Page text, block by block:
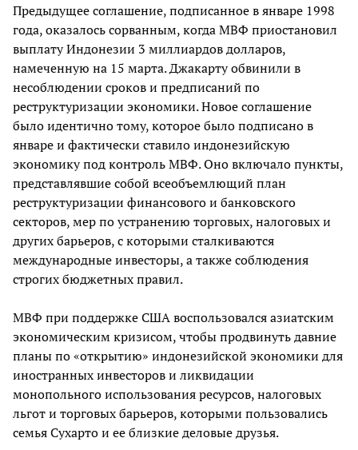
Предыдущее соглашение, подписанное в январе 1998
года, оказалось сорванным, когда МВФ приостановил
выплату Индонезии 3 миллиардов долларов,
намеченную на 15 марта. Джакарту обвинили в
несоблюдении сроков и предписаний по
реструктуризации экономики. Новое соглашение
было идентично тому, которое было подписано в
январе и фактически ставило индонезийскую
экономику под контроль МВФ. Оно включало пункты,
представлявшие собой всеобъемлющий план
реструктуризации финансового и банковского
секторов, мер по устранению торговых, налоговых и
других барьеров, с которыми сталкиваются
международные инвесторы, а также соблюдения
строгих бюджетных правил.
МВФ при поддержке США воспользовался азиатским
экономическим кризисом, чтобы продвинуть давние
планы по «открытию» индонезийской экономики для
иностранных инвесторов и ликвидации
монопольного использования ресурсов, налоговых
льгот и торговых барьеров, которыми пользовались
семья Сухарто и ее близкие деловые друзья.